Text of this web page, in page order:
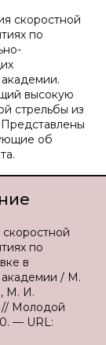
скоростной
по
высокую
стрельбы из
об
по
в
академии / М.
М. И.
// Молодой
— URL: